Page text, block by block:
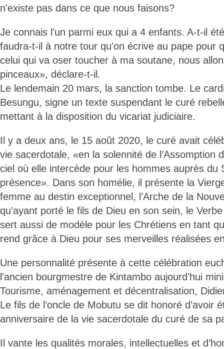
n'existe pas dans ce que nous faisons?
Je connais l'un parmi eux qui a 4 enfants. A-t-il
faudra-t-il à notre tour qu'on écrive au pape pour
celui qui va oser toucher à ma soutane, nous
pinceaux», déclare-t-il.
Le lendemain 20 mars, la sanction tombe. Le
Besungu, signe un texte suspendant le curé
mettant à la disposition du vicariat judiciaire.
Il y a deux ans, le 15 août 2020, le curé avait
vie sacerdotale, «en la solennité de l’Assomption
ciel où elle intercède pour les hommes auprès du
présence». Dans son homélie, il présente la
femme au destin exceptionnel, l’Arche de la
qu’ayant porté le fils de Dieu en son sein, le
sert aussi de modèle pour les Chrétiens en tant
rend grâce à Dieu pour ses merveilles réalisées
Une personnalité présente à cette célébration
l'ancien bourgmestre de Kintambo aujourd'hui
Tourisme, aménagement et décentralisation,
Le fils de l’oncle de Mobutu se dit honoré d’avoir
anniversaire de la vie sacerdotale du curé de sa
Il vante les qualités morales, intellectuelles et